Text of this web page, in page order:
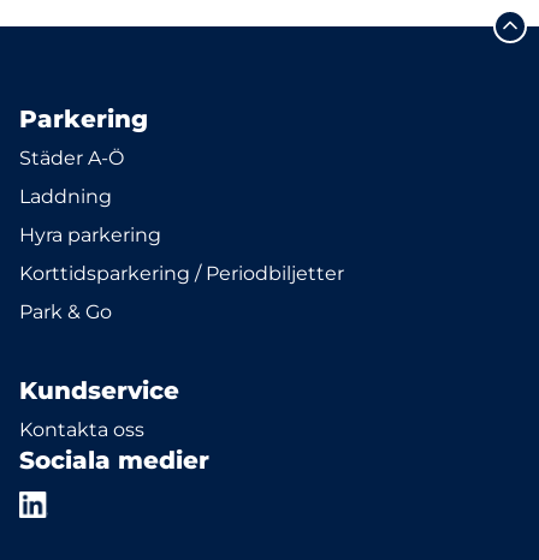
Parkering
Städer A-Ö
Laddning
Hyra parkering
Korttidsparkering / Periodbiljetter
Park & Go
Kundservice
Kontakta oss
Sociala medier